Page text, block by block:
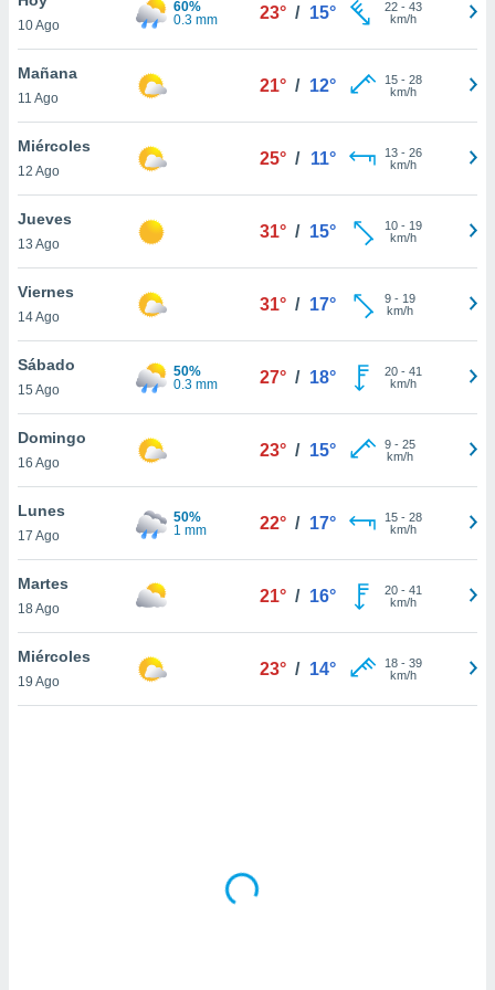
en
más
nuestra
de
cookies
aceptar
En
de que
el sitio
se
10 Ago
60%
0.3 mm
23° / 15° 22- 43
km/h
Mañana
11 Ago
21° / 12° 15- 28
km/h
Miércoles
12 Ago
25° / 11° 13- 26
km/h
Jueves
13 Ago
31° / 15° 10- 19
km/h
Viernes
14 Ago
31° / 17° 9- 19
km/h
Sábado
15 Ago
50%
0.3 mm
27° / 18° 20- 41
km/h
Domingo
16 Ago
23° / 15° 9- 25
km/h
Lunes
17 Ago
50%
1 mm
22° / 17° 15- 28
km/h
Martes
18 Ago
21° / 16° 20- 41
km/h
Miércoles
19 Ago
23° / 14° 18- 39
km/h